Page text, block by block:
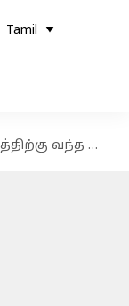
Tamil
கைக்குட்டை தைத்த மருத்துவர் - விசாரணைக்கு உத்தரவு